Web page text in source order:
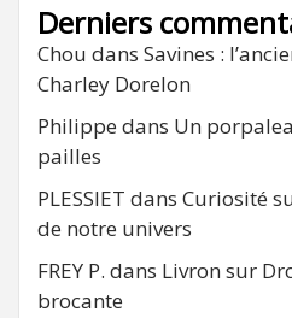
Derniers
Chou dans Savines :
Charley Dorelon
Philippe dans Un
pailles
PLESSIET dans Curiosité
de notre univers
FREY P. dans Livron sur
brocante